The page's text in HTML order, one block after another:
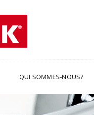
QUI SOMMES-NOUS?